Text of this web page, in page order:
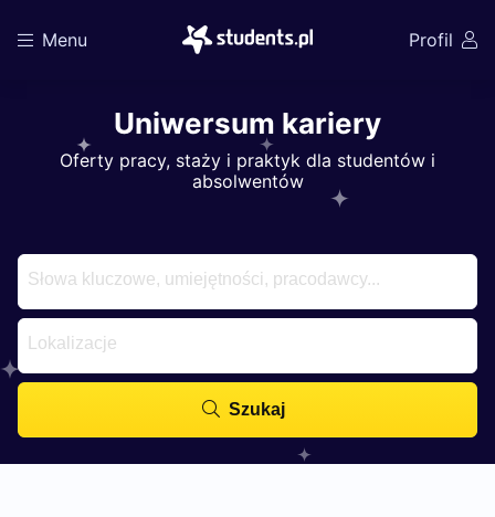
Menu Profil
Uniwersum kariery
Oferty pracy, staży i praktyk dla studentów i
absolwentów
Szukaj